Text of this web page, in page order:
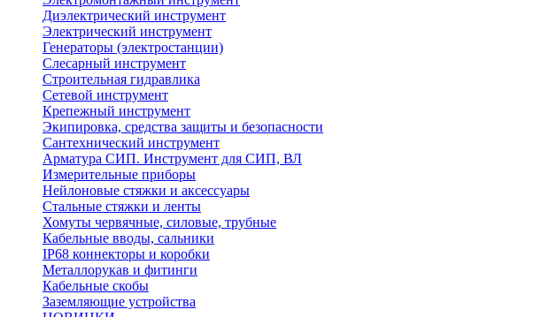
Диэлектрический инструмент
Электрический инструмент
Генераторы (электростанции)
Слесарный инструмент
Строительная гидравлика
Сетевой инструмент
Крепежный инструмент
Экипировка, средства защиты и безопасности
Сантехнический инструмент
Арматура СИП. Инструмент для СИП, ВЛ
Измерительные приборы
Нейлоновые стяжки и аксессуары
Стальные стяжки и ленты
Хомуты червячные, силовые, трубные
Кабельные вводы, сальники
IP68 коннекторы и коробки
Металлорукав и фитинги
Кабельные скобы
Заземляющие устройства